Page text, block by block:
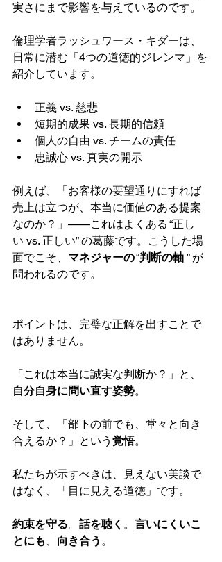
実さにまで影響を与えているのです。
倫理学者ラッシュワース・キダーは、
日常に潜む「4つの道徳的ジレンマ」を
紹介しています。
正義 vs. 慈悲
短期的成果 vs. 長期的信頼
個人の自由 vs. チームの責任
忠誠心 vs. 真実の開示
例えば、「お客様の要望通りにすれば
売上は立つが、本当に価値のある提案
なのか？」——これはよくある “正し
い vs. 正しい” の葛藤です。こうした場
面でこそ、 マネジャーの “判断の軸 ” が
問われるのです。
ポイントは、完璧な正解を出すことで
はありません。
「これは本当に誠実な判断か？」と、
自分自身に問い直す姿勢。
そして、「部下の前でも、堂々と向き
合えるか？」という 覚悟。
私たちが示すべきは、見えない美談で
はなく、「目に見える道徳」です。
約束を守る。 話を聴く 。 言いにくいこ
とにも 、 向き合う 。